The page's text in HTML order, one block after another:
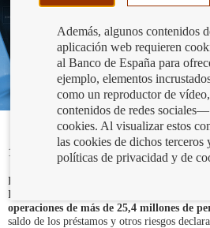
18/07/2024
En 2023,
Información de Riesgos (CIR) datos sobre
operaciones de más de 25,4 millones de
saldo de los préstamos y otros riesgos
Además, algunos contenidos
aplicación web requieren
al Banco de España para
ejemplo, elementos
como un reproductor de
contenidos de redes
cookies. Al visualizar estos
las cookies de dichos terceros
políticas de privacidad y de